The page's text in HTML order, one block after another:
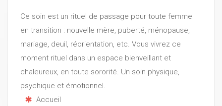
Ce soin est un rituel de passage pour toute femme
en transition : nouvelle mère, puberté, ménopause,
mariage, deuil, réorientation, etc. Vous vivrez ce
moment rituel dans un espace bienveillant et
chaleureux, en toute sororité. Un soin physique,
psychique et émotionnel.
Accueil